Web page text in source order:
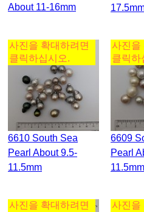
About 11-16mm
사진을 확대하려면
클릭하십시오.
6610 South Sea
Pearl About 9.5-
11.5mm
사진을
클릭하
6609 South Sea
Pearl
11.5mm
사진을 확대하려면
사진을